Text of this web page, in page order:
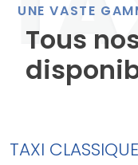
UNE VASTE
Tous
TAXI